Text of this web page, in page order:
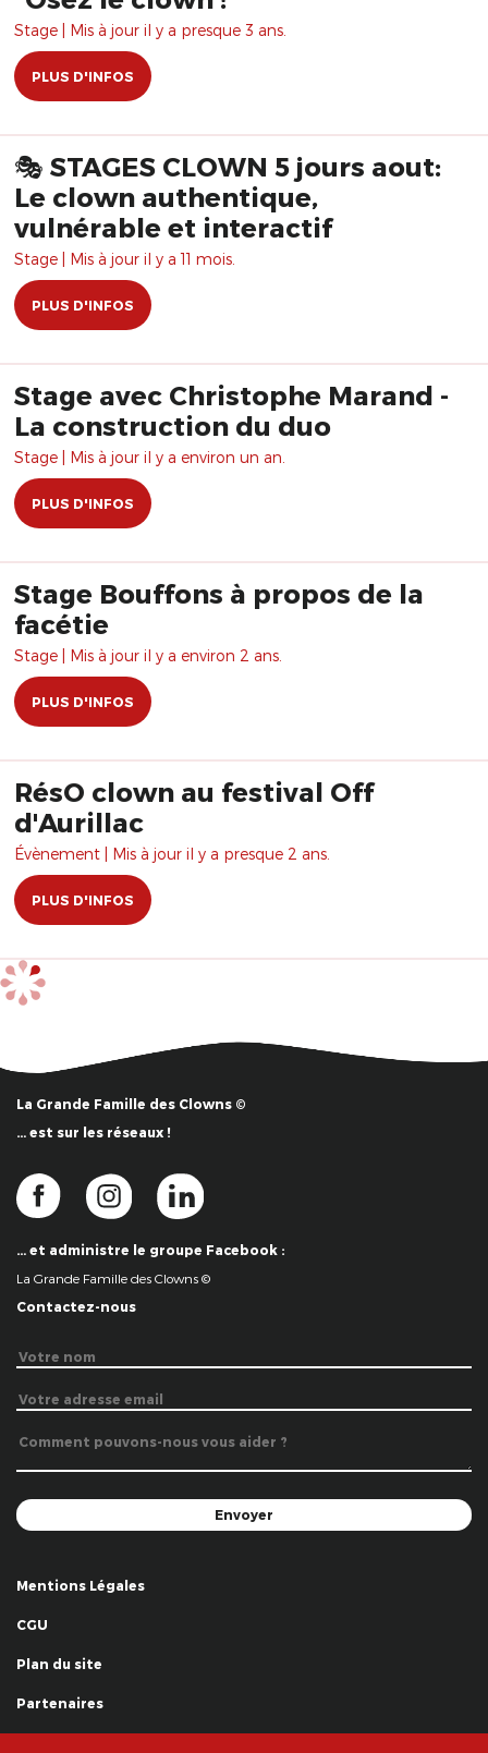
Stage | Mis à jour il y a presque 3 ans.
PLUS D'INFOS
🎭 STAGES CLOWN 5 jours aout:
Le clown authentique,
vulnérable et interactif
Stage | Mis à jour il y a 11 mois.
PLUS D'INFOS
Stage avec Christophe Marand -
La construction du duo
Stage | Mis à jour il y a environ un an.
PLUS D'INFOS
Stage Bouffons à propos de la
facétie
Stage | Mis à jour il y a environ 2 ans.
PLUS D'INFOS
RésO clown au festival Off
d'Aurillac
Évènement | Mis à jour il y a presque 2 ans.
PLUS D'INFOS
La Grande Famille des Clowns ©
… est sur les réseaux !
… et administre le groupe Facebook :
La Grande Famille des Clowns ©
Contactez-nous
Mentions Légales
CGU
Plan du site
Partenaires